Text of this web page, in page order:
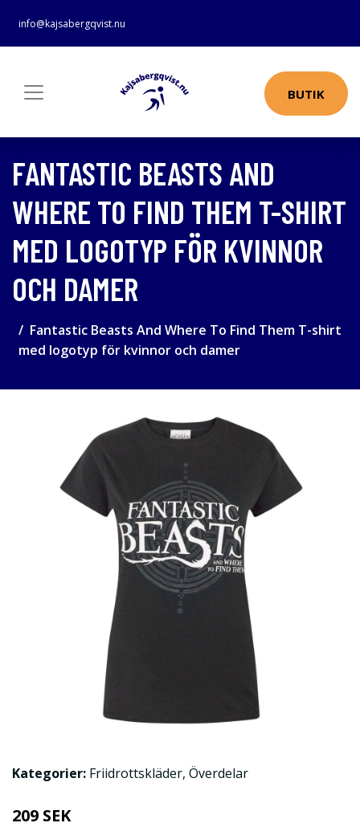
info@kajsabergqvist.nu
BUTIK
FANTASTIC BEASTS AND
WHERE TO FIND THEM T-SHIRT
MED LOGOTYP FÖR KVINNOR
OCH DAMER
Fantastic Beasts And Where To Find Them T-shirt
med logotyp för kvinnor och damer
Kategorier: Friidrottskläder, Överdelar
209 SEK